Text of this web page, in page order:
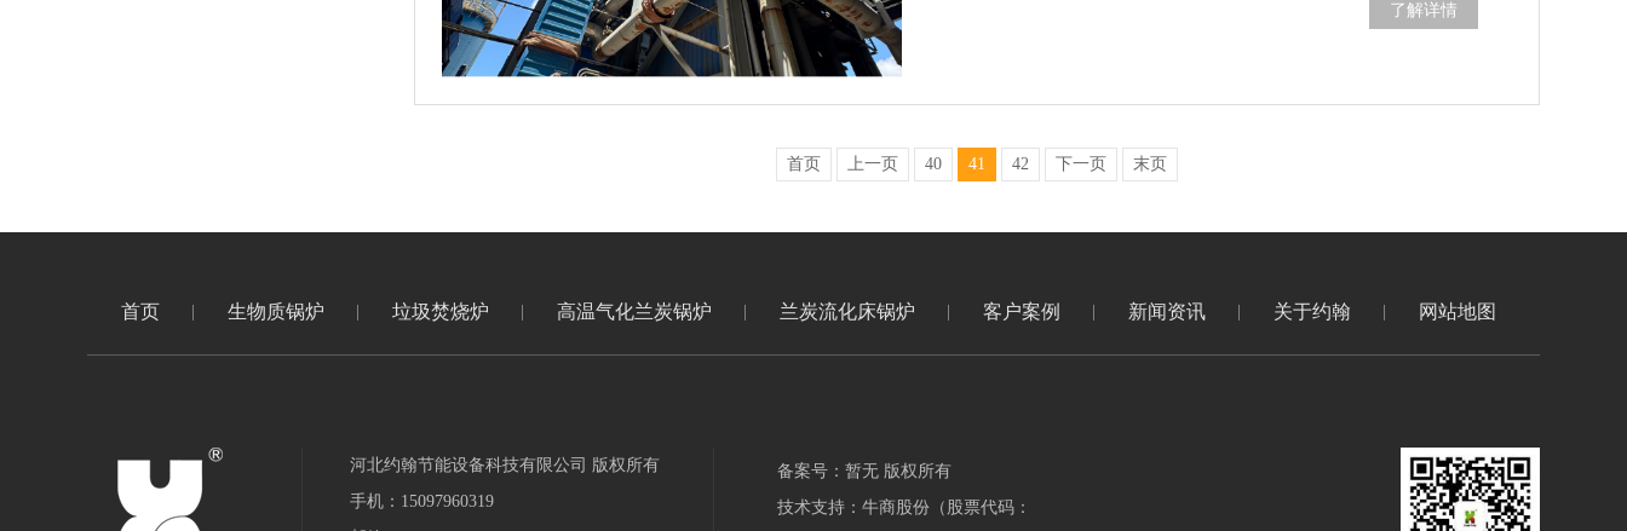
了解详情
首页 上一页 40 41 42 下一页 末页
首页 生物质锅炉 垃圾焚烧炉 高温气化兰炭锅炉 兰炭流化床锅炉 客户案例 新闻资讯 关于约翰 网站地图
河北约翰节能设备科技有限公司 版权所有
手机：15097960319
备案号：暂无 版权所有
技术支持：牛商股份（股票代码：